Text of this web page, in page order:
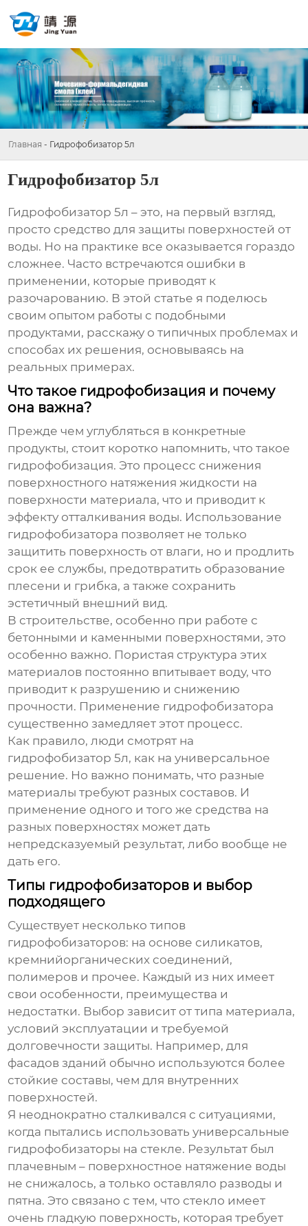
Главная - Гидрофобизатор 5л
Гидрофобизатор 5л
Гидрофобизатор 5л – это, на первый взгляд,
просто средство для защиты поверхностей от
воды. Но на практике все оказывается гораздо
сложнее. Часто встречаются ошибки в
применении, которые приводят к
разочарованию. В этой статье я поделюсь
своим опытом работы с подобными
продуктами, расскажу о типичных проблемах и
способах их решения, основываясь на
реальных примерах.
Что такое гидрофобизация и почему
она важна?
Прежде чем углубляться в конкретные
продукты, стоит коротко напомнить, что такое
гидрофобизация. Это процесс снижения
поверхностного натяжения жидкости на
поверхности материала, что и приводит к
эффекту отталкивания воды. Использование
гидрофобизатора позволяет не только
защитить поверхность от влаги, но и продлить
срок ее службы, предотвратить образование
плесени и грибка, а также сохранить
эстетичный внешний вид.
В строительстве, особенно при работе с
бетонными и каменными поверхностями, это
особенно важно. Пористая структура этих
материалов постоянно впитывает воду, что
приводит к разрушению и снижению
прочности. Применение гидрофобизатора
существенно замедляет этот процесс.
Как правило, люди смотрят на
гидрофобизатор 5л, как на универсальное
решение. Но важно понимать, что разные
материалы требуют разных составов. И
применение одного и того же средства на
разных поверхностях может дать
непредсказуемый результат, либо вообще не
дать его.
Типы гидрофобизаторов и выбор
подходящего
Существует несколько типов
гидрофобизаторов: на основе силикатов,
кремнийорганических соединений,
полимеров и прочее. Каждый из них имеет
свои особенности, преимущества и
недостатки. Выбор зависит от типа материала,
условий эксплуатации и требуемой
долговечности защиты. Например, для
фасадов зданий обычно используются более
стойкие составы, чем для внутренних
поверхностей.
Я неоднократно сталкивался с ситуациями,
когда пытались использовать универсальные
гидрофобизаторы на стекле. Результат был
плачевным – поверхностное натяжение воды
не снижалось, а только оставляло разводы и
пятна. Это связано с тем, что стекло имеет
очень гладкую поверхность, которая требует